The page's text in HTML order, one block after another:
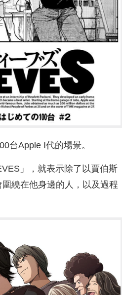
台Apple I代的場景。
」，就表示除了以賈伯斯
繞在他身邊的人，以及過程